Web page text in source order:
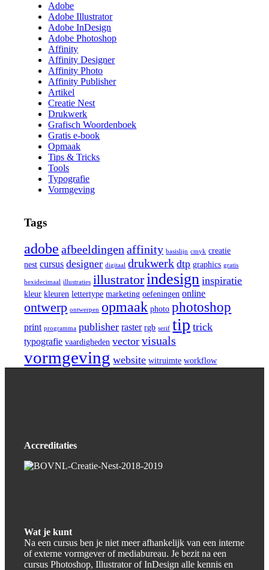
Adobe
Adobe Illustrator
Adobe InDesign
Adobe Photoshop
Affinity
Affinity Designer
Affinity Photo
Affinity Publisher
Artikel
Creatie Nest
Drukwerk
Grafisch Woordenboek
Gratis e-book
Opmaak
Tips & Tricks
Tools
Typografie
Vormgeving
Tags
adobe afbeeldingen affinity basislijn cmyk creatie
nest cursus designer digitaal drukwerk dtp graphics gratis
hexidecimaal illustraties illustratorindesign inspiratie
kleur kleuren lettertype marketing oefeningen online
ontwerp ontwerpen opmaak photo photoshop
print programma publisher raster rgb serif tip trick
typografie vaardigheden vector visuals
vormgeving website witruimte workflow
Accreditaties
Wat je kunt
Na een cursus ben je niet meer afhankelijk van een interne
of externe vormgever of mediabureau. Je bezit na een
cursus Photoshop, Illustrator of InDesign alle kennis en